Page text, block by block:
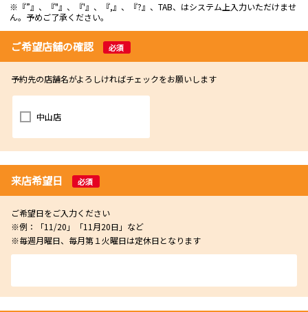
※『”』、『"』、『'』、『,』、『?』、TAB、はシステム上入力いただけませ
ん。予めご了承ください。
ご希望店舗の確認 必須
予約先の店舗名がよろしければチェックをお願いします
中山店
来店希望日 必須
ご希望日をご入力ください
※例：「11/20」「11月20日」など
※毎週月曜日、毎月第１火曜日は定休日となります